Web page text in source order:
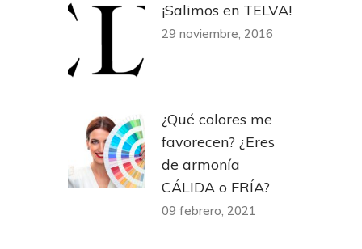
¡Salimos en TELVA!
29 noviembre, 2016
¿Qué colores me
favorecen? ¿Eres
de armonía
CÁLIDA o FRÍA?
09 febrero, 2021